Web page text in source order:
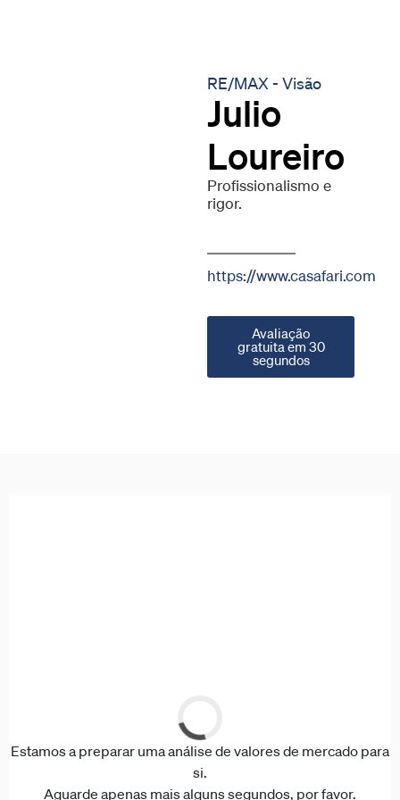
RE/MAX - Visão
Julio
Loureiro
Profissionalismo e
rigor.
https://www.casafari.com
Avaliação
gratuita em 30
segundos